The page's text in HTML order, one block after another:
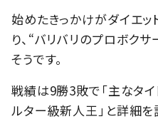
始めたきっかけがダイエッ
り、“バリバリのプロボク
そうです。
戦績は9勝3敗で「主なタ
ルター級新人王」と詳細を